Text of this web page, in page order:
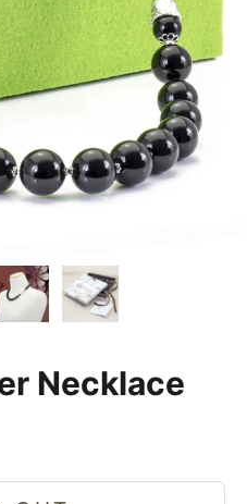
Necklace